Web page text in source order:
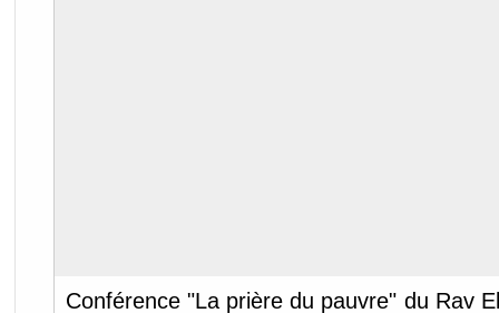
Conférence "La prière du pauvre" du Rav